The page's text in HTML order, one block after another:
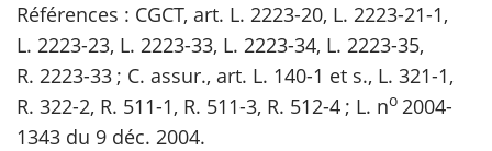
Références : CGCT, art. L. 2223-20, L. 2223-21-1,
L. 2223-23, L. 2223-33, L. 2223-34, L. 2223-35,
R. 2223-33 ; C. assur., art. L. 140-1 et s., L. 321-1,
R. 322-2, R. 511-1, R. 511-3, R. 512-4 ; L. no 2004-
1343 du 9 déc. 2004.